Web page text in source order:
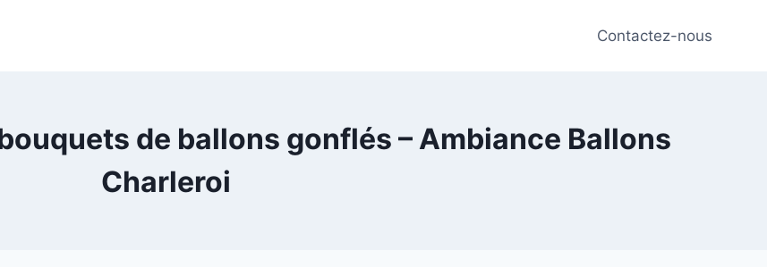
Contactez-nous
de ballons gonflés – Ambiance Ballons
Charleroi